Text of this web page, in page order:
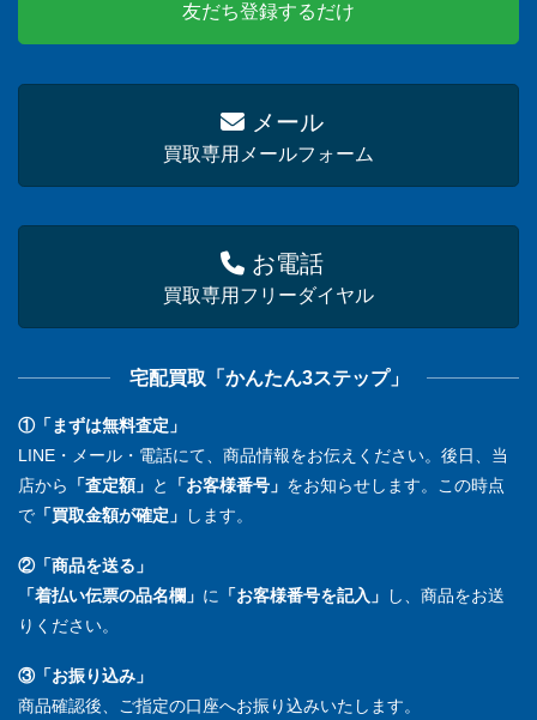
友だち登録するだけ
メール
買取専用メールフォーム
お電話
買取専用フリーダイヤル
宅配買取「かんたん3ステップ」
①「まずは無料査定」
LINE・メール・電話にて、商品情報をお伝えください。後日、当
店から
「査定額」 と 「お客様番号」 をお知らせします。この時点
で 「買取金額が確定」 します。
②「商品を送る」
「着払い伝票の品名欄」 に 「お客様番号を記入」
し、商品をお送
りください。
③「お振り込み」
商品確認後、ご指定の口座へお振り込みいたします。